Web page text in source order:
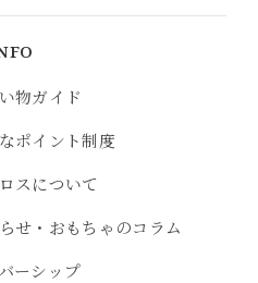
物ガイド
ポイント制度
スについて
せ・おもちゃのコラム
ーシップ